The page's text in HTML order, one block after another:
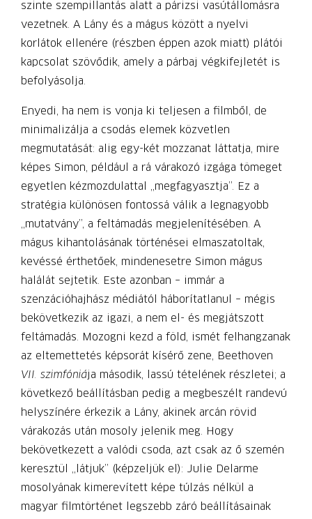
szinte szempillantás alatt a párizsi vasútállomásra
vezetnek. A Lány és a mágus között a nyelvi
korlátok ellenére (részben éppen azok miatt) plátói
kapcsolat szövődik, amely a párbaj végkifejletét is
befolyásolja.
Enyedi, ha nem is vonja ki teljesen a filmből, de
minimalizálja a csodás elemek közvetlen
megmutatását: alig egy-két mozzanat láttatja, mire
képes Simon, például a rá várakozó izgága tömeget
egyetlen kézmozdulattal „megfagyasztja”. Ez a
stratégia különösen fontossá válik a legnagyobb
„mutatvány”, a feltámadás megjelenítésében. A
mágus kihantolásának történései elmaszatoltak,
kevéssé érthetőek, mindenesetre Simon mágus
halálát sejtetik. Este azonban – immár a
szenzációhajhász médiától háborítatlanul – mégis
bekövetkezik az igazi, a nem el- és megjátszott
feltámadás. Mozogni kezd a föld, ismét felhangzanak
az eltemettetés képsorát kísérő zene, Beethoven
VII. szimfóniája második, lassú tételének részletei; a
következő beállításban pedig a megbeszélt randevú
helyszínére érkezik a Lány, akinek arcán rövid
várakozás után mosoly jelenik meg. Hogy
bekövetkezett a valódi csoda, azt csak az ő szemén
keresztül „látjuk” (képzeljük el): Julie Delarme
mosolyának kimerevített képe túlzás nélkül a
magyar filmtörténet legszebb záró beállításainak